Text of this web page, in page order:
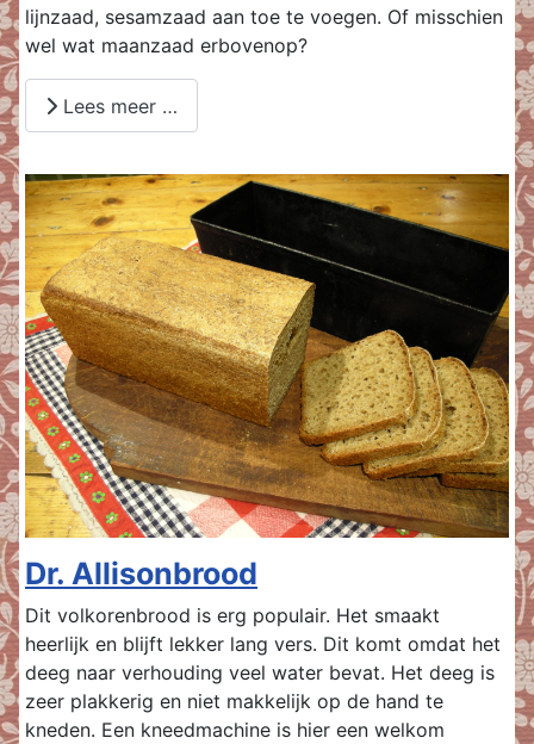
lijnzaad, sesamzaad aan toe te voegen. Of misschien
wel wat maanzaad erbovenop?
Lees meer …
Dr. Allisonbrood
Dit volkorenbrood is erg populair. Het smaakt
heerlijk en blijft lekker lang vers. Dit komt omdat het
deeg naar verhouding veel water bevat. Het deeg is
zeer plakkerig en niet makkelijk op de hand te
kneden. Een kneedmachine is hier een welkom